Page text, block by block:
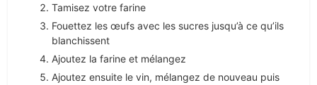
Tamisez votre farine
Fouettez les œufs avec les sucres jusqu’à ce qu’ils
blanchissent
Ajoutez la farine et mélangez
Ajoutez ensuite le vin, mélangez de nouveau puis